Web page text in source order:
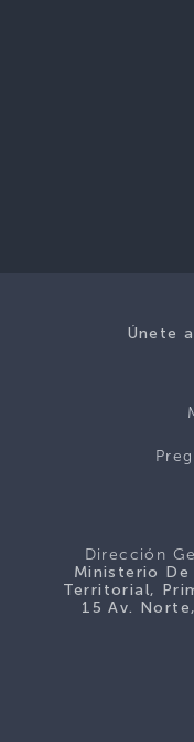
Únete
Dirección
Ministerio De
Territorial,
15 Av.